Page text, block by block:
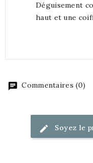
Déguisement
haut et une
Commentaires (0)
Soyez le